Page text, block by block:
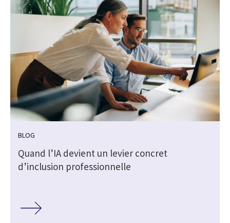
BLOG
Quand l’IA devient un levier concret
d’inclusion professionnelle